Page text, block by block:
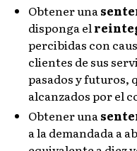
Obtener una
disponga el
percibidas con
clientes de sus
pasados y futuros,
alcanzados por el
Obtener una
a la demandada a